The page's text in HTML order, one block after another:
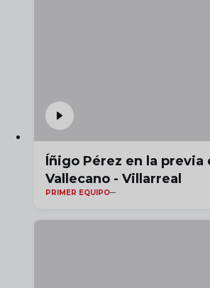
Íñigo Pérez en la previa
Vallecano - Villarreal
PRIMER EQUIPO